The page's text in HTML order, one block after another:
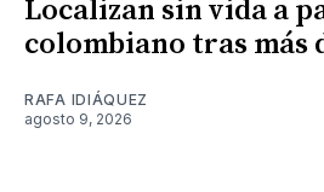
Localizan sin vida a
colombiano tras más
RAFA IDIÁQUEZ
agosto 9, 2026